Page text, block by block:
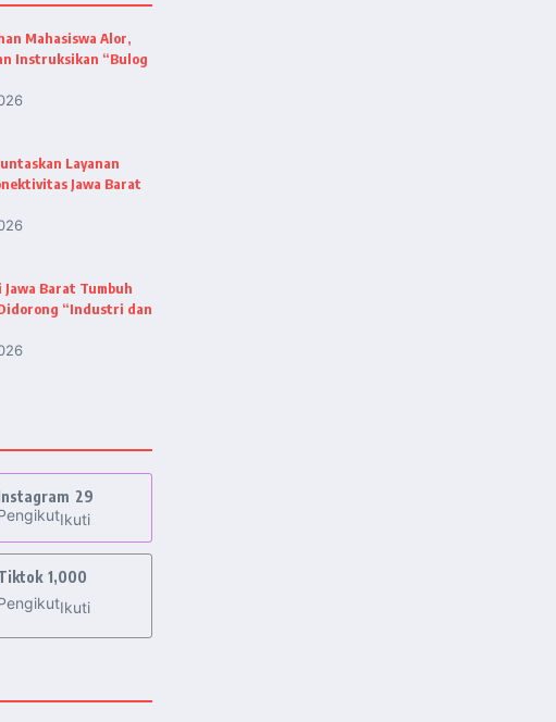
Mahasiswa Alor,
Instruksikan “Bulog
Layanan
Jawa Barat
Jawa Barat Tumbuh
“Industri dan
29
Ikuti
1,000
Ikuti